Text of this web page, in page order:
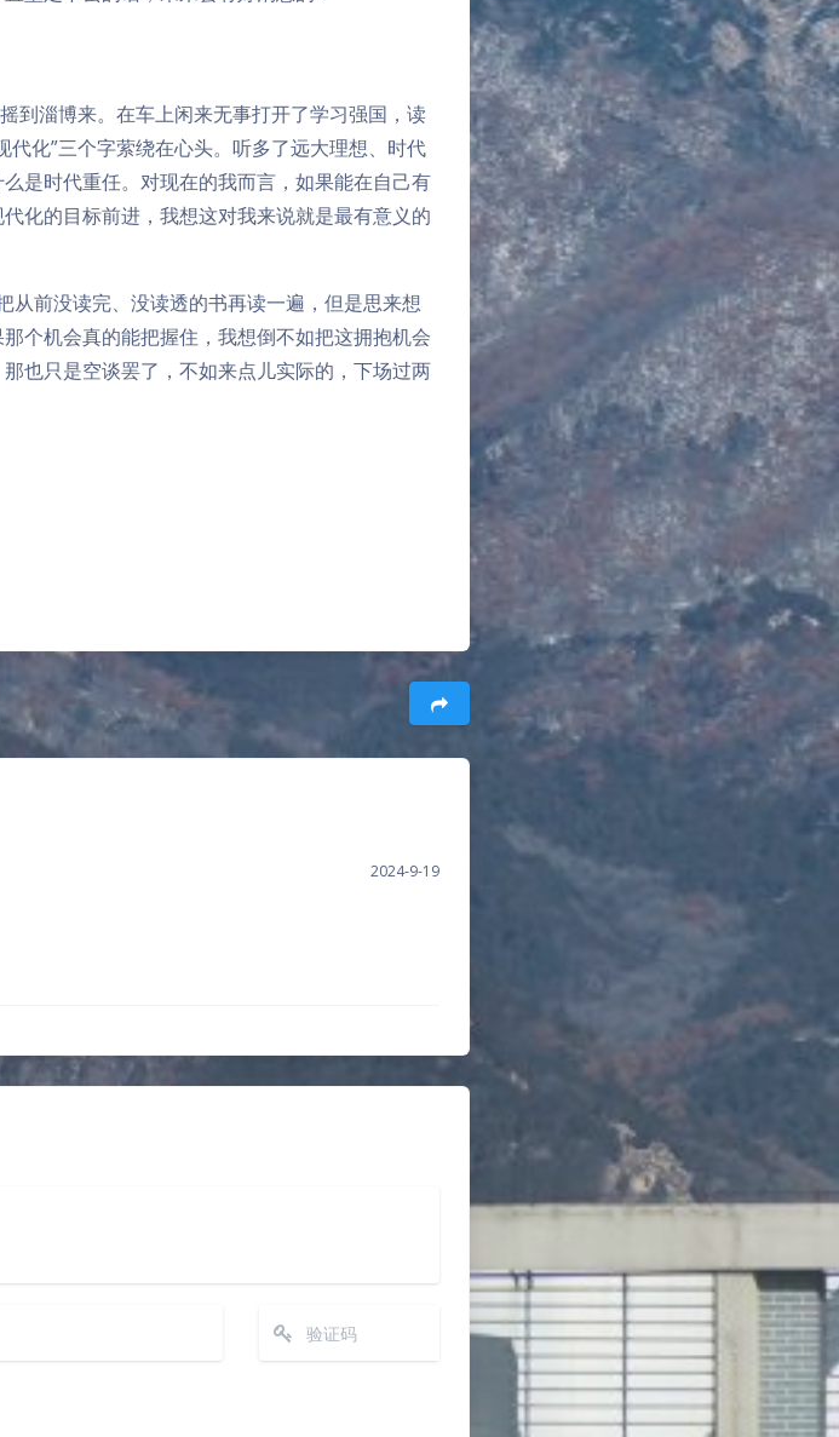
坚定下去的话，未来会有好消息的！
化”三个字萦绕在心头。听多了远大理想、时代
是时代重任。对现在的我而言，如果能在自己有
化的目标前进，我想这对我来说就是最有意义的
前没读完、没读透的书再读一遍，但是思来想
也只是空谈罢了，不如来点儿实际的，下场过两